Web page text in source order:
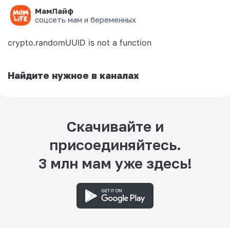
МамЛайф
соцсеть мам и беременных
Ошибка на странице
crypto.randomUUID is not a function
Найдите нужное в каналах
Скачивайте и
присоединяйтесь.
3 млн мам уже здесь!